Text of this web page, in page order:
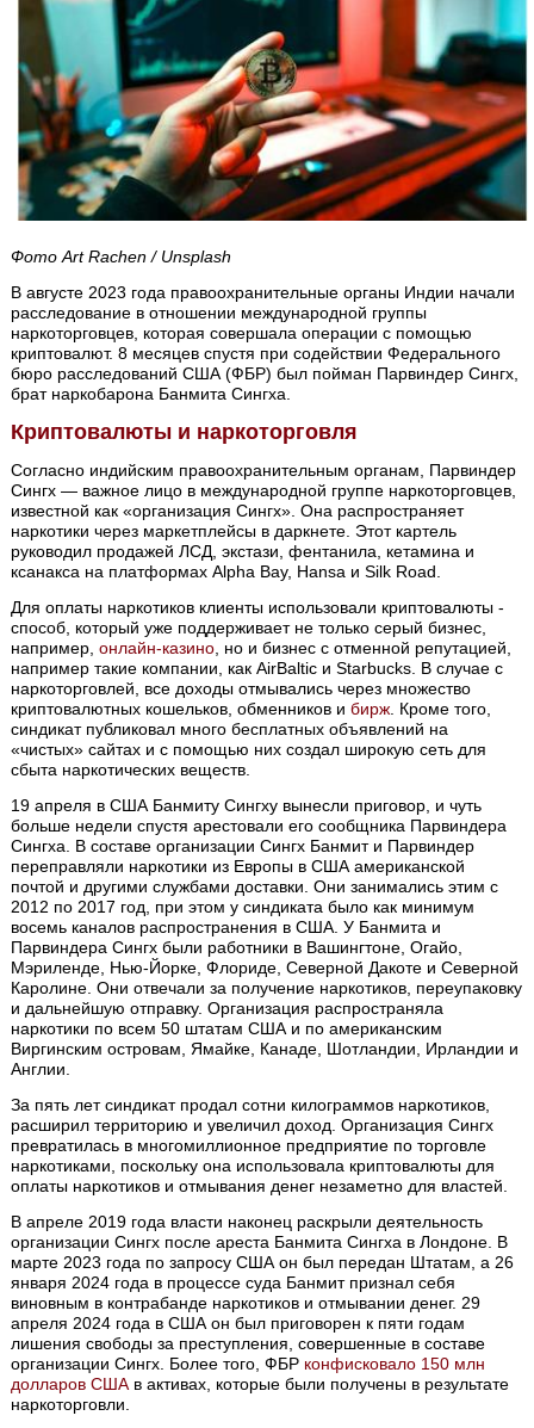
Фото Art Rachen / Unsplash
В августе 2023 года правоохранительные органы Индии начали
расследование в отношении международной группы
наркоторговцев, которая совершала операции с помощью
криптовалют. 8 месяцев спустя при содействии Федерального
бюро расследований США (ФБР) был пойман Парвиндер Сингх,
брат наркобарона Банмита Сингха.
Криптовалюты и наркоторговля
Согласно индийским правоохранительным органам, Парвиндер
Сингх — важное лицо в международной группе наркоторговцев,
известной как «организация Сингх». Она распространяет
наркотики через маркетплейсы в даркнете. Этот картель
руководил продажей ЛСД, экстази, фентанила, кетамина и
ксанакса на платформах Alpha Bay, Hansa и Silk Road.
Для оплаты наркотиков клиенты использовали криптовалюты -
способ, который уже поддерживает не только серый бизнес,
например,онлайн-казино , но и бизнес с отменной репутацией,
например такие компании, как AirBaltic и Starbucks. В случае с
наркоторговлей, все доходы отмывались через множество
криптовалютных кошельков, обменников ибирж . Кроме того,
синдикат публиковал много бесплатных объявлений на
«чистых» сайтах и с помощью них создал широкую сеть для
сбыта наркотических веществ.
19 апреля в США Банмиту Сингху вынесли приговор, и чуть
больше недели спустя арестовали его сообщника Парвиндера
Сингха. В составе организации Сингх Банмит и Парвиндер
переправляли наркотики из Европы в США американской
почтой и другими службами доставки. Они занимались этим с
2012 по 2017 год, при этом у синдиката было как минимум
восемь каналов распространения в США. У Банмита и
Парвиндера Сингх были работники в Вашингтоне, Огайо,
Мэриленде, Нью-Йорке, Флориде, Северной Дакоте и Северной
Каролине. Они отвечали за получение наркотиков, переупаковку
и дальнейшую отправку. Организация распространяла
наркотики по всем 50 штатам США и по американским
Виргинским островам, Ямайке, Канаде, Шотландии, Ирландии и
Англии.
За пять лет синдикат продал сотни килограммов наркотиков,
расширил территорию и увеличил доход. Организация Сингх
превратилась в многомиллионное предприятие по торговле
наркотиками, поскольку она использовала криптовалюты для
оплаты наркотиков и отмывания денег незаметно для властей.
В апреле 2019 года власти наконец раскрыли деятельность
организации Сингх после ареста Банмита Сингха в Лондоне. В
марте 2023 года по запросу США он был передан Штатам, а 26
января 2024 года в процессе суда Банмит признал себя
виновным в контрабанде наркотиков и отмывании денег. 29
апреля 2024 года в США он был приговорен к пяти годам
лишения свободы за преступления, совершенные в составе
организации Сингх. Более того, ФБР конфисковало 150 млн
долларов США в активах, которые были получены в результате
наркоторговли.